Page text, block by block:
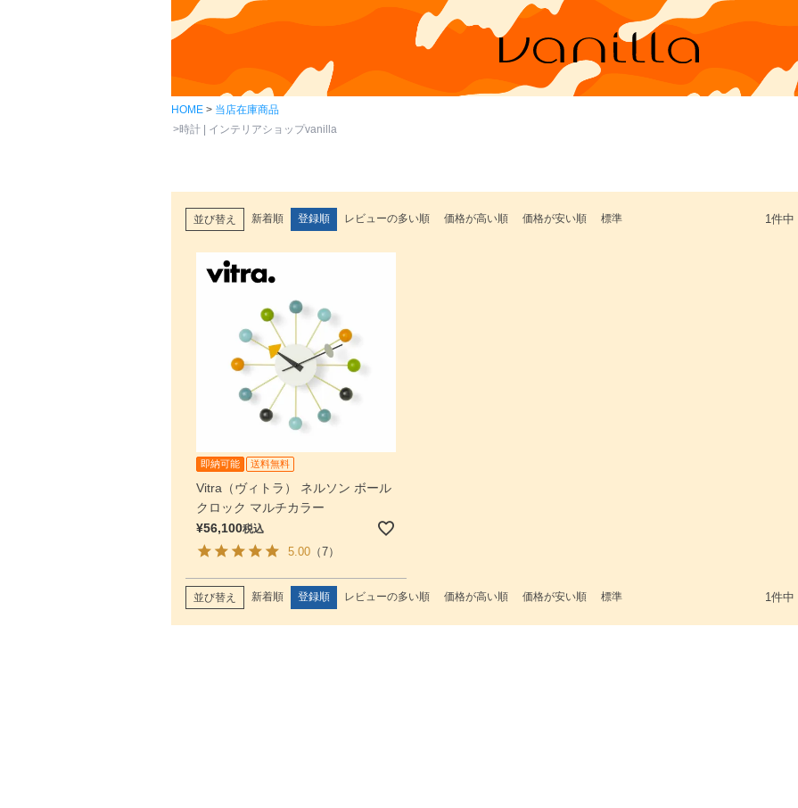
HOME
当店在庫商品
時計 | インテリアショップvanilla
並び替え 新着順 登録順 レビューの多い順 価格が高い順 価格が安い順 標準 1件中
即納可能 送料無料
Vitra（ヴィトラ） ネルソン ボール
クロック マルチカラー
¥56,100税込
5.00（7）
並び替え 新着順 登録順 レビューの多い順 価格が高い順 価格が安い順 標準 1件中